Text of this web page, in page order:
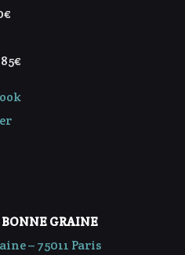
GRAINE
– 75011 Paris